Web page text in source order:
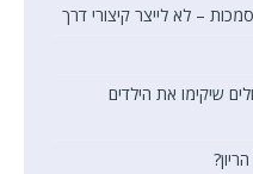
המלצות לטיולים שיקימו את הילדים